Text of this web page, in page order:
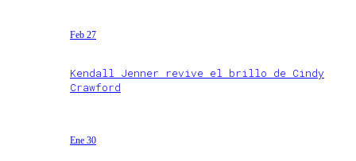
Feb 27
Kendall Jenner revive el brillo de Cindy
Crawford
Ene 30